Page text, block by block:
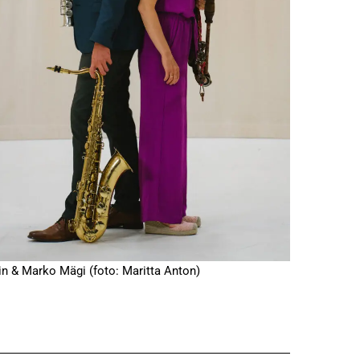
& Marko Mägi (foto: Maritta Anton)